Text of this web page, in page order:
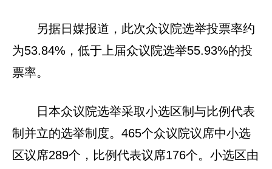
另据日媒报道，此次众议院选举投票率约
为53.84%，低于上届众议院选举55.93%的投
票率。
日本众议院选举采取小选区制与比例代表
制并立的选举制度。465个众议院议席中小选
区议席289个，比例代表议席176个。小选区由